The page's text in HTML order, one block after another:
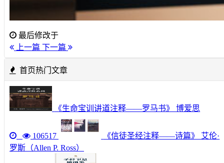
最后修改于
上一篇 下一篇
首页热门文章
《生命宝训讲道注释——罗马书》 博爱思
106517
《信徒圣经注释——诗篇》 艾伦·
罗斯（Allen P. Ross）